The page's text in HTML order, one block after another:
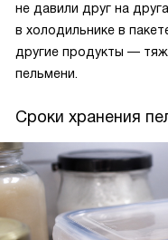
не давили друг на
в холодильнике в
другие продукты —
пельмени.
Сроки хранения